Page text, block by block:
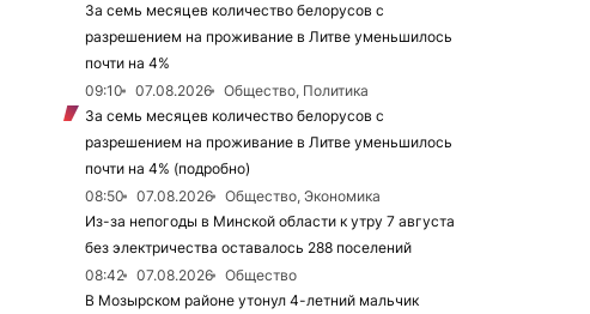
За семь месяцев количество белорусов с
разрешением на проживание в Литве уменьшилось
почти на 4%
09:10
07.08.2026
Общество, Политика
За семь месяцев количество белорусов с
разрешением на проживание в Литве уменьшилось
почти на 4% (подробно)
08:50
07.08.2026
Общество, Экономика
Из-за непогоды в Минской области к утру 7 августа
без электричества оставалось 288 поселений
08:42
07.08.2026
Общество
В Мозырском районе утонул 4-летний мальчик